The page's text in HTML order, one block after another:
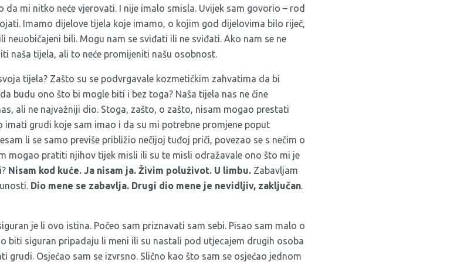
da mi nitko neće vjerovati. I nije imalo smisla. Uvijek sam govorio – rod
Imamo dijelove tijela koje imamo, o kojim god dijelovima bilo riječ,
neuobičajeni bili. Mogu nam se sviđati ili ne sviđati. Ako nam se ne
naša tijela, ali to neće promijeniti našu osobnost.
tijela? Zašto su se podvrgavale kozmetičkim zahvatima da bi
budu ono što bi mogle biti i bez toga? Naša tijela nas ne čine
ali ne najvažniji dio. Stoga, zašto, o zašto, nisam mogao prestati
imati grudi koje sam imao i da su mi potrebne promjene poput
li se samo previše približio nečijoj tuđoj priči, povezao se s nečim o
mogao pratiti njihov tijek misli ili su te misli odražavale ono što mi je
Nisam kod kuće. Ja nisam ja. Živim poluživot. U limbu. Zabavljam
Dio mene se zabavlja. Drugi dio mene je nevidljiv, zaključan.
je li ovo istina. Počeo sam priznavati sam sebi. Pisao sam malo o
biti siguran pripadaju li meni ili su nastali pod utjecajem drugih osoba
grudi. Osjećao sam se izvrsno. Slično kao što sam se osjećao jednom